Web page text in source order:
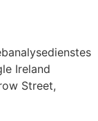
Ireland
Street,